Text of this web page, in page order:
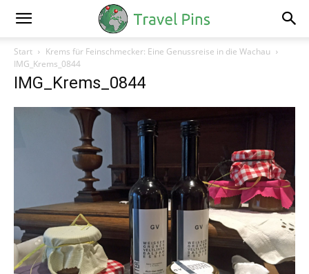
Start
Krems für Feinschmecker: Eine Genussreise in die Wachau
IMG_Krems_0844
IMG_Krems_0844